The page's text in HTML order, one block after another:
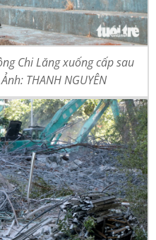
Chi Lăng xuống cấp sau
THANH NGUYÊN